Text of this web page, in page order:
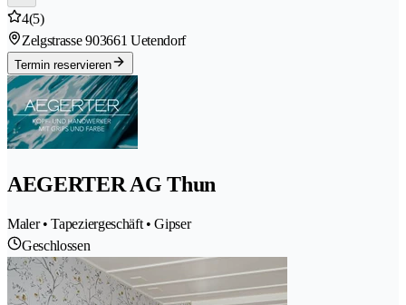
4(5)
Zelgstrasse 903661 Uetendorf
Termin reservieren
AEGERTER AG Thun
Maler • Tapeziergeschäft • Gipser
Geschlossen